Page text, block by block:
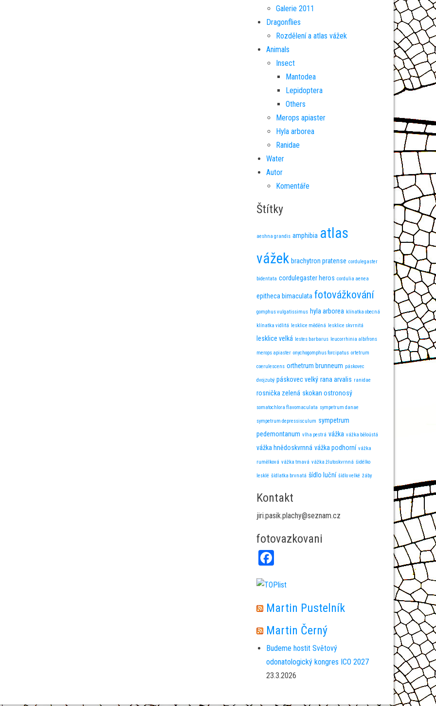
Galerie 2011
Dragonflies
Rozdělení a atlas vážek
Animals
Insect
Mantodea
Lepidoptera
Others
Merops apiaster
Hyla arborea
Ranidae
Water
Autor
Komentáře
Štítky
aeshna grandis amphibia atlas
vážek brachytron pratense cordulegaster
bidentata cordulegaster heros cordulia aenea
epitheca bimaculata fotovážkování
gomphus vulgatissimus hyla arborea klínatka obecná
klínatka vidlitá lesklice měděná lesklice skvrnitá
lesklice velká lestes barbarus leucorrhinia albifrons
merops apiaster onychogomphus forcipatus ortetrum
coerulescens orthetrum brunneum páskovec
dvojzubý páskovec velký rana arvalis ranidae
rosnička zelená skokan ostronosý
somatochlora flavomaculata sympetrum danae
sympetrum depressisculum sympetrum
pedemontanum vlha pestrá vážka vážka běloústá
vážka hnědoskvrnná vážka podhorní vážka
rumělková vážka tmavá vážka žlutoskvrnná šidélko
lesklé šídlatka brvnatá šídlo luční šídlo velké žáby
Kontakt
jiri.pasik.plachy@seznam.cz
fotovazkovani
Fa
bo
ok
Martin Pustelník
Martin Černý
Budeme hostit Světový
odonatologický kongres ICO 2027
23.3.2026